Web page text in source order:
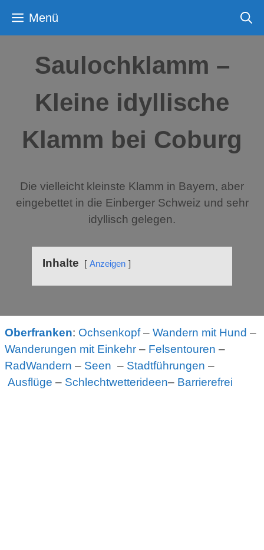
Inhalt Menü
Saulochklamm –
Kleine idyllische
Klamm bei Coburg
Die vielleicht kleinste Klamm in Bayern, aber
eingebettet in die Einberger Schweiz und sehr
idyllisch gelegen.
Inhalte Anzeigen
Oberfranken: Ochsenkopf– Wandern mit Hund –
Wanderungen mit Einkehr – Felsentouren –
RadWandern – Seen – Stadtführungen –
Ausflüge – Schlechtwetterideen– Barrierefrei